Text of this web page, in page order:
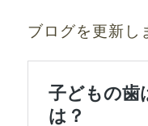
ブログを更新し